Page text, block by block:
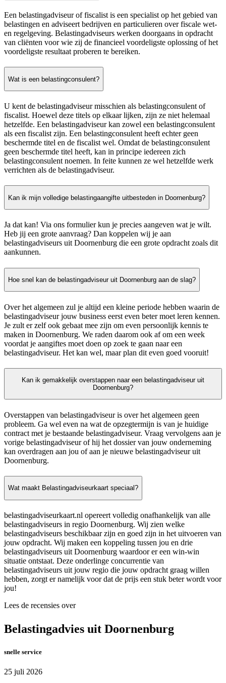
Een belastingadviseur of fiscalist is een specialist op het gebied van
belastingen en adviseert bedrijven en particulieren over fiscale wet-
en regelgeving. Belastingadviseurs werken doorgaans in opdracht
van cliënten voor wie zij de financieel voordeligste oplossing of het
voordeligste resultaat proberen te bereiken.
Wat is een belastingconsulent?
U kent de belastingadviseur misschien als belastingconsulent of
fiscalist. Hoewel deze titels op elkaar lijken, zijn ze niet helemaal
hetzelfde. Een belastingadviseur kan zowel een belastingconsulent
als een fiscalist zijn. Een belastingconsulent heeft echter geen
beschermde titel en de fiscalist wel. Omdat de belastingconsulent
geen beschermde titel heeft, kan in principe iedereen zich
belastingconsulent noemen. In feite kunnen ze wel hetzelfde werk
verrichten als de belastingadviseur.
Kan ik mijn volledige belastingaangifte uitbesteden in Doornenburg?
Ja dat kan! Via ons formulier kun je precies aangeven wat je wilt.
Heb jij een grote aanvraag? Dan koppelen wij je aan
belastingadviseurs uit Doornenburg die een grote opdracht zoals dit
aankunnen.
Hoe snel kan de belastingadviseur uit Doornenburg aan de slag?
Over het algemeen zul je altijd een kleine periode hebben waarin de
belastingadviseur jouw business eerst even beter moet leren kennen.
Je zult er zelf ook gebaat mee zijn om even persoonlijk kennis te
maken in Doornenburg. We raden daarom ook af om een week
voordat je aangiftes moet doen op zoek te gaan naar een
belastingadviseur. Het kan wel, maar plan dit even goed vooruit!
Kan ik gemakkelijk overstappen naar een belastingadviseur uit
Doornenburg?
Overstappen van belastingadviseur is over het algemeen geen
probleem. Ga wel even na wat de opzegtermijn is van je huidige
contract met je bestaande belastingadviseur. Vraag vervolgens aan je
vorige belastingadviseur of hij het dossier van jouw onderneming
kan overdragen aan jou of aan je nieuwe belastingadviseur uit
Doornenburg.
Wat maakt Belastingadviseurkaart speciaal?
belastingadviseurkaart.nl opereert volledig onafhankelijk van alle
belastingadviseurs in regio Doornenburg. Wij zien welke
belastingadviseurs beschikbaar zijn en goed zijn in het uitvoeren van
jouw opdracht. Wij maken een koppeling tussen jou en drie
belastingadviseurs uit Doornenburg waardoor er een win-win
situatie ontstaat. Deze onderlinge concurrentie van
belastingadviseurs uit jouw regio die jouw opdracht graag willen
hebben, zorgt er namelijk voor dat de prijs een stuk beter wordt voor
jou!
Lees de recensies over
Belastingadvies uit Doornenburg
snelle service
25 juli 2026